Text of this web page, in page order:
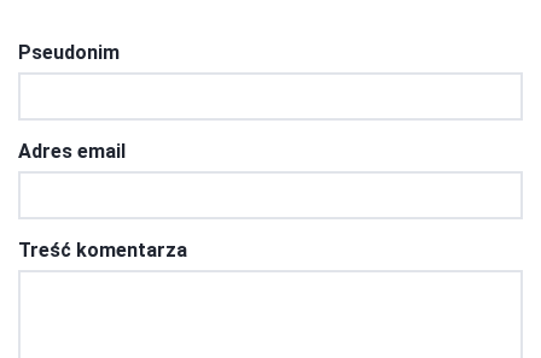
Pseudonim
Adres email
Treść komentarza